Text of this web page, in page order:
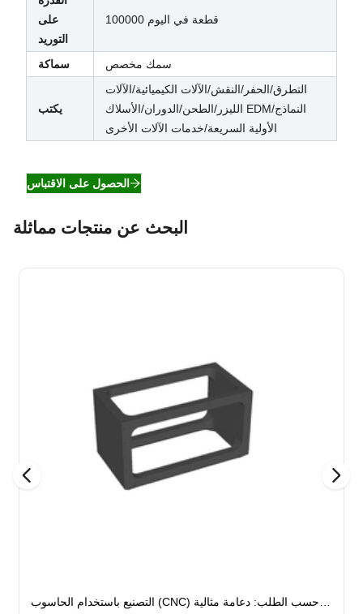
على
التوريد
100000 قطعة في اليوم
سماكة سمك مخصص
يكتب
التطرق/الحفر/النقش/الآلات الكيميائية/الآلات
الليزر/الطحن/الدوران/الأسلاك EDM/النماذج
الأولية السريعة/خدمات الآلات الأخرى
الحصول على الاقتباس
البحث عن منتجات مماثلة
التصنيع باستخدام الحاسوب (CNC) حسب الطلب: دعامة مثالية